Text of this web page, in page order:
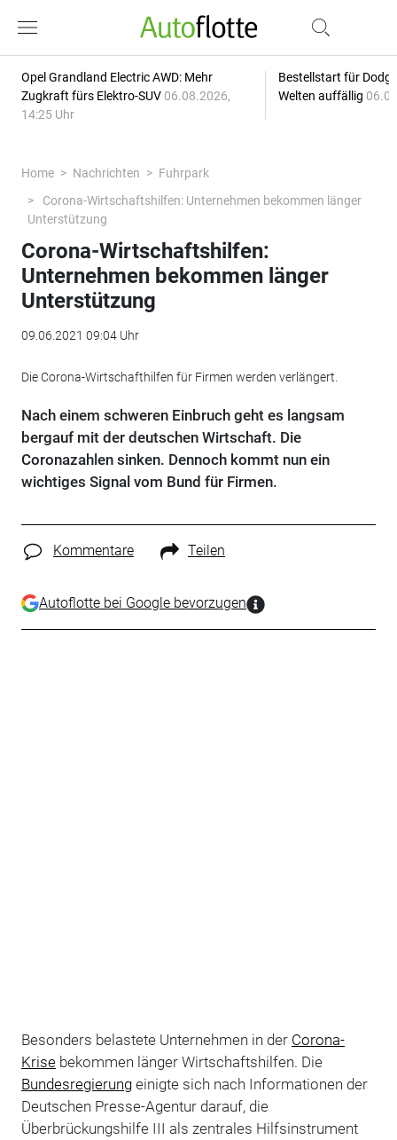
Opel Grandland Electric AWD: Mehr
Zugkraft fürs Elektro-SUV 06.08.2026,
14:25 Uhr
Bestellstart für
Welten auffällig
Home Nachrichten
Fuhrpark
Corona-Wirtschaftshilfen: Unternehmen bekommen länger
Unterstützung
Corona-Wirtschaftshilfen:
Unternehmen bekommen länger
Unterstützung
09.06.2021 09:04 Uhr
Die Corona-Wirtschafthilfen für Firmen werden verlängert.
Nach einem schweren Einbruch geht es langsam
bergauf mit der deutschen Wirtschaft. Die
Coronazahlen sinken. Dennoch kommt nun ein
wichtiges Signal vom Bund für Firmen.
Kommentare Teilen
Autoflotte bei Google bevorzugen
Besonders belastete Unternehmen in der Corona-
Krisebekommen länger Wirtschaftshilfen. Die
Bundesregierungeinigte sich nach Informationen der
Deutschen Presse-Agentur darauf, die
Überbrückungshilfe III als zentrales Hilfsinstrument